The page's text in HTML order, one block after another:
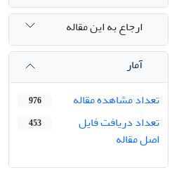
ارجاع به این مقاله
آمار
تعداد مشاهده مقاله
976
تعداد دریافت فایل
اصل مقاله
453